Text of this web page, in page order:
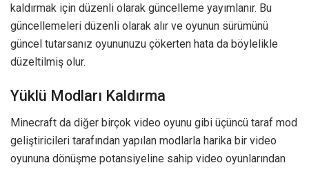
kaldırmak için düzenli olarak güncelleme yayımlanır. Bu
güncellemeleri düzenli olarak alır ve oyunun sürümünü
güncel tutarsanız oyununuzu çökerten hata da böylelikle
düzeltilmiş olur.
Yüklü Modları Kaldırma
Minecraft da diğer birçok video oyunu gibi üçüncü taraf mod
geliştiricileri tarafından yapılan modlarla harika bir video
oyununa dönüşme potansiyeline sahip video oyunlarından